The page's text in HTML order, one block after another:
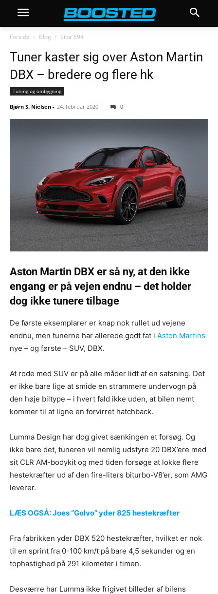
Forside Blog Side 694
Tuner kaster sig over Aston Martin
DBX – bredere og flere hk
Tuning og ombygning
Bjørn S. Nielsen - 24. februar 2020 0
Aston Martin DBX er så ny, at den ikke
engang er på vejen endnu – det holder
dog ikke tunere tilbage
De første eksemplarer er knap nok rullet ud vejene
endnu, men tunerne har allerede godt fat i Aston Martins
nye – og første – SUV, DBX.
At rode med SUV er på alle måder lidt af en satsning. Det
er ikke bare lige at smide en strammere undervogn på
den høje biltype – i hvert fald ikke uden, at bilen nemt
kommer til at ligne en forvirret hatchback.
Lumma Design har dog givet sænkingen et forsøg. Og
ikke bare det, tuneren vil nemlig udstyre 20 DBX’ere med
sit CLR AM-bodykit og med tiden forsøge at lokke flere
hestekræfter ud af den fire-liters biturbo-V8’er, som AMG
leverer.
LÆS OGSÅ: Joes “Golvo” yder 825 hestekræfter
Fra fabrikken yder DBX 520 hestekræfter, hvilket er nok
til en sprint fra 0-100 km/t på bare 4,5 sekunder og en
tophastighed på 291 kilometer i timen.
Desværre har Lumma ikke frigivet billeder af bilens